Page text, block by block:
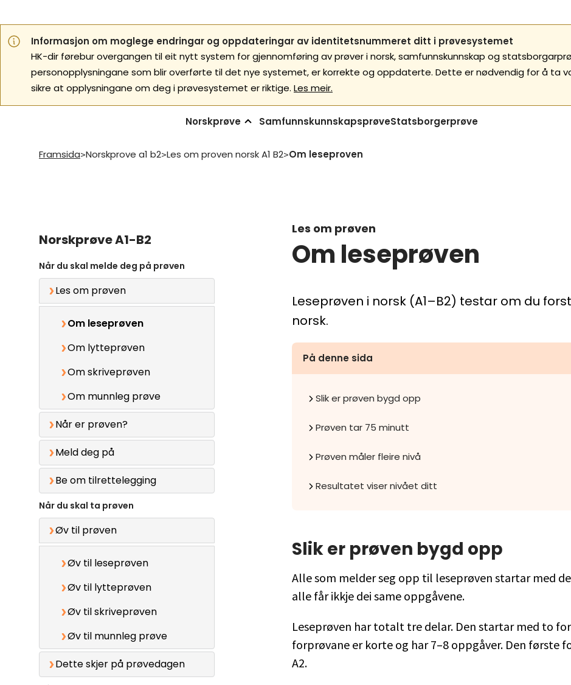
Informasjon om moglege endringar og oppdateringar av identitetsnummeret ditt i prøvesystemet
HK-dir førebur overgangen til eit nytt system for gjennomføring av prøver i norsk, samfunnskunnskap og
personopplysningane som blir overførte til det nye systemet, er korrekte og oppdaterte. Dette er nødvendig for å ta
sikre at opplysningane om deg i prøvesystemet er riktige. Les meir.
Norskprøve SamfunnskunnskapsprøveStatsborgerprøve
Framsida>Norskprove a1 b2>Les om proven norsk A1 B2>Om leseproven
Les om prøven
Om leseprøven
Leseprøven i norsk (A1–B2) testar om du
norsk.
På denne sida
Slik er prøven bygd opp
Prøven tar 75 minutt
Prøven måler fleire nivå
Resultatet viser nivået ditt
Slik er prøven bygd opp
Alle som melder seg opp til leseprøven startar med
alle får ikkje dei same oppgåvene.
Leseprøven har totalt tre delar. Den startar med to
forprøvane er korte og har 7–8 oppgåver. Den første
A2.
Norskprøve A1-B2
Når du skal melde deg på prøven
Les om prøven
Om leseprøven
Om lytteprøven
Om skriveprøven
Om munnleg prøve
Når er prøven?
Meld deg på
Be om tilrettelegging
Når du skal ta prøven
Øv til prøven
Øv til leseprøven
Øv til lytteprøven
Øv til skriveprøven
Øv til munnleg prøve
Dette skjer på prøvedagen